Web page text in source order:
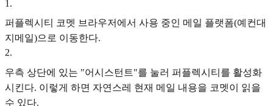
1 .
퍼플렉시티 코멧 브라우저에서 사용 중인 메일 플랫폼(예컨대
지메일)으로 이동한다.
2.
우측 상단에 있는 "어시스턴트"를 눌러 퍼플렉시티를 활성화
시킨다. 이렇게 하면 자연스레 현재 메일 내용을 코멧이 읽을
수 있다.